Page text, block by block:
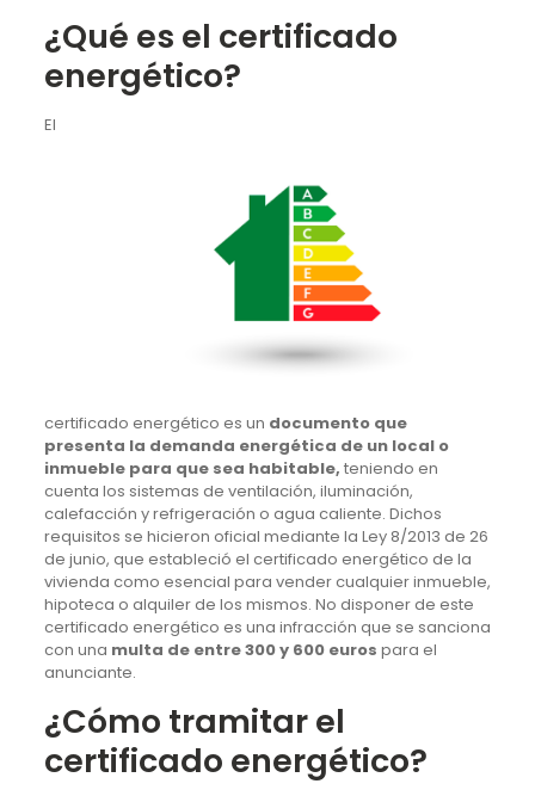
¿Qué es el certificado
energético?
El
certificado energético es un documento que
presenta la demanda energética de un local o
inmueble para que sea habitable, teniendo en
cuenta los sistemas de ventilación, iluminación,
calefacción y refrigeración o agua caliente. Dichos
requisitos se hicieron oficial mediante la Ley 8/2013 de 26
de junio, que estableció el certificado energético de la
vivienda como esencial para vender cualquier inmueble,
hipoteca o alquiler de los mismos. No disponer de este
certificado energético es una infracción que se sanciona
con una multa de entre 300 y 600 euros para el
anunciante.
¿Cómo tramitar el
certificado energético?